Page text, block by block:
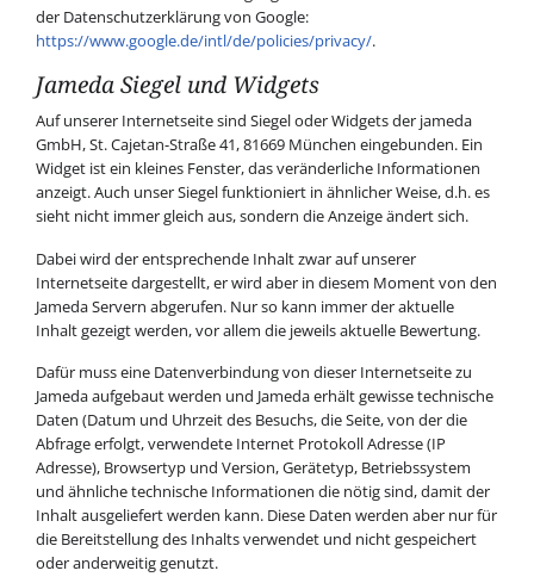
der Datenschutzerklärung von Google:
https://www.google.de/intl/de/policies/privacy/.
Jameda Siegel und Widgets
Auf unserer Internetseite sind Siegel oder Widgets der jameda
GmbH, St. Cajetan-Straße 41, 81669 München eingebunden. Ein
Widget ist ein kleines Fenster, das veränderliche Informationen
anzeigt. Auch unser Siegel funktioniert in ähnlicher Weise, d.h. es
sieht nicht immer gleich aus, sondern die Anzeige ändert sich.
Dabei wird der entsprechende Inhalt zwar auf unserer
Internetseite dargestellt, er wird aber in diesem Moment von den
Jameda Servern abgerufen. Nur so kann immer der aktuelle
Inhalt gezeigt werden, vor allem die jeweils aktuelle Bewertung.
Dafür muss eine Datenverbindung von dieser Internetseite zu
Jameda aufgebaut werden und Jameda erhält gewisse technische
Daten (Datum und Uhrzeit des Besuchs, die Seite, von der die
Abfrage erfolgt, verwendete Internet Protokoll Adresse (IP
Adresse), Browsertyp und Version, Gerätetyp, Betriebssystem
und ähnliche technische Informationen die nötig sind, damit der
Inhalt ausgeliefert werden kann. Diese Daten werden aber nur für
die Bereitstellung des Inhalts verwendet und nicht gespeichert
oder anderweitig genutzt.